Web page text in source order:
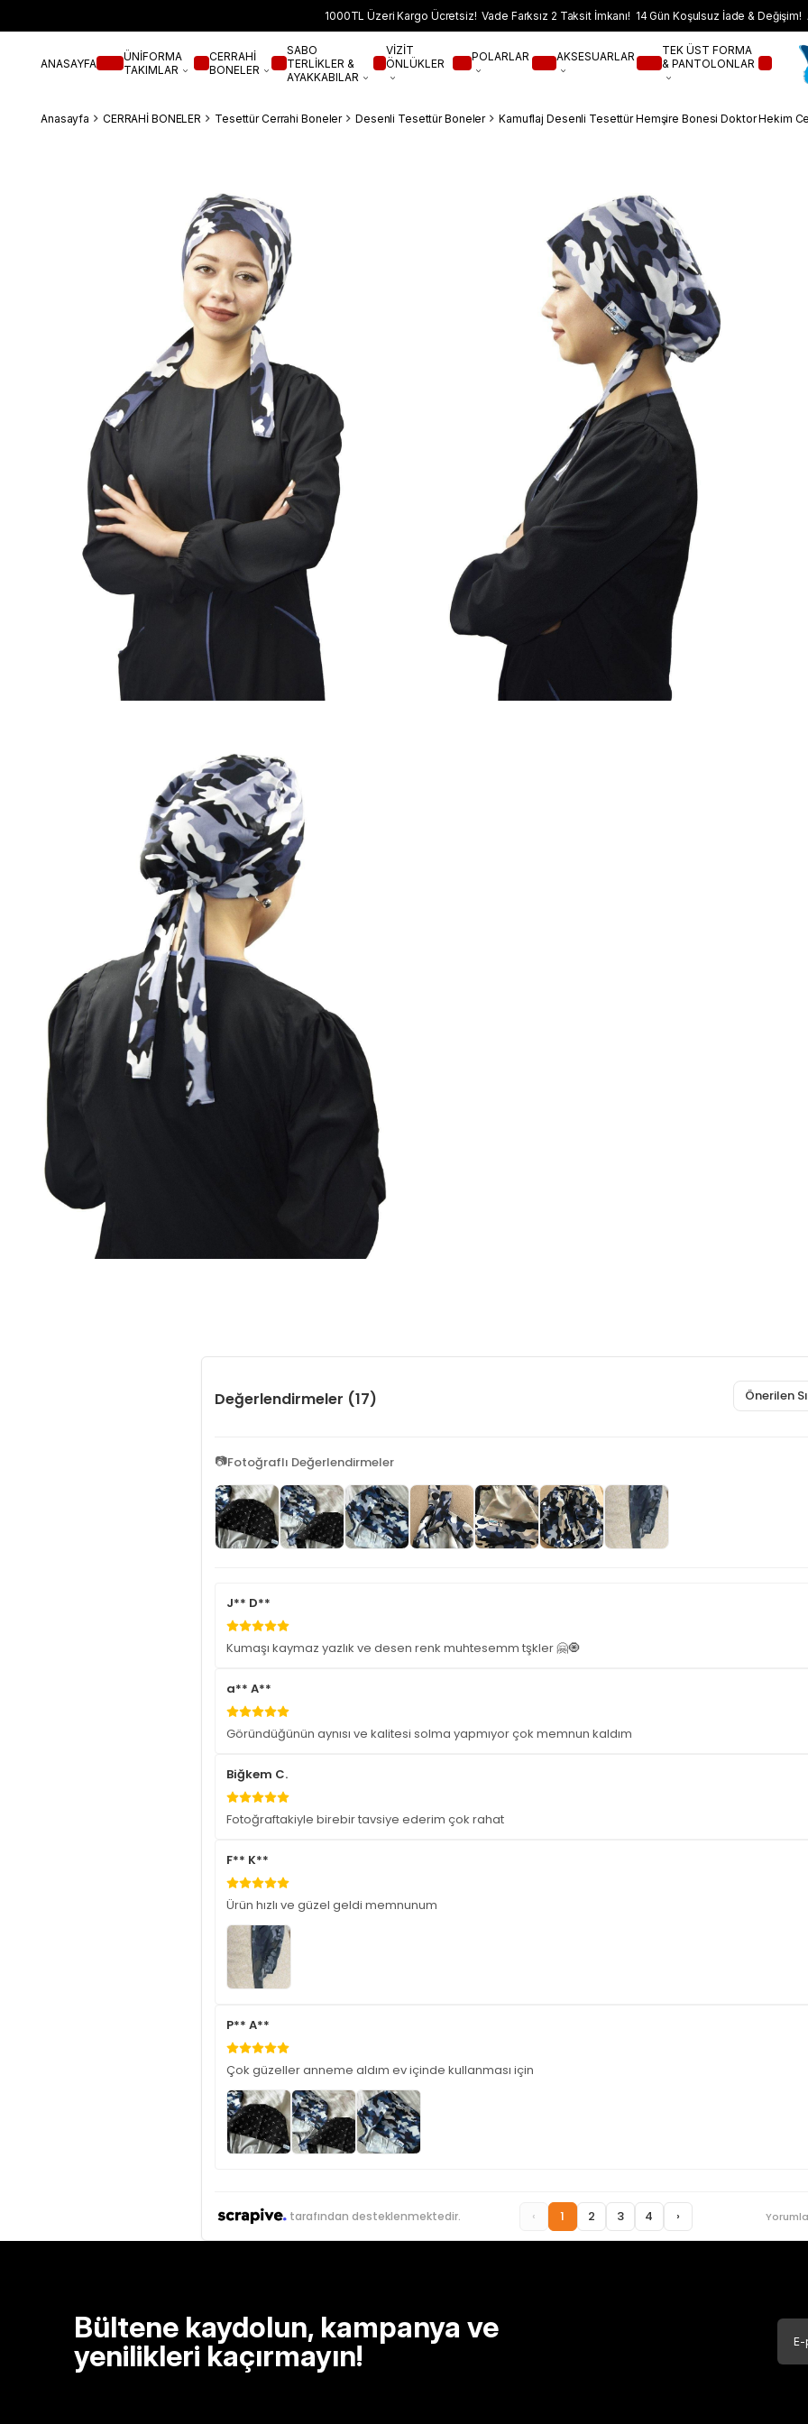
1000TL Üzeri Kargo Ücretsiz! Vade Farksız 2 Taksit İmkanı! 14 Gün Koşulsuz İade & Değişim!
ANASAYFA
ÜNİFORMA
TAKIMLAR
CERRAHİ
BONELER
SABO
TERLİKLER &
AYAKKABILAR
VİZİT
ÖNLÜKLER
POLARLAR AKSESUARLAR
TEK ÜST FORMA
& PANTOLONLAR
Anasayfa CERRAHİ BONELER Tesettür Cerrahi Boneler Desenli Tesettür Boneler Kamuflaj Desenli Tesettür Hemşire Bonesi Doktor Hekim
Değerlendirmeler (17) Önerilen
📷Fotoğraflı Değerlendirmeler
J** D**
Kumaşı kaymaz yazlık ve desen renk muhtesemm tşkler 🤗🧿
a** A**
Göründüğünün aynısı ve kalitesi solma yapmıyor çok memnun kaldım
Biğkem C.
Fotoğraftakiyle birebir tavsiye ederim çok rahat
F** K**
Ürün hızlı ve güzel geldi memnunum
P** A**
Çok güzeller anneme aldım ev içinde kullanması için
tarafından desteklenmektedir. ‹ 1 2 3 4 ›
Bültene kaydolun, kampanya ve
yenilikleri kaçırmayın!